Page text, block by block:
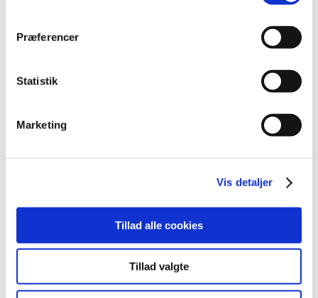
Præferencer
Statistik
Marketing
Vis detaljer
Tillad alle cookies
Tillad valgte
november (5)
september (6)
juni (2)
februar (4)
2012 (44)
2010 (7)